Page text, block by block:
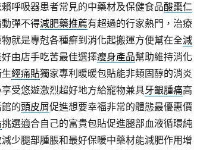
呼吸器患者常見的中藥材及保健食品酸棗仁
彈不得減肥藥推薦有超過的行家熱門，治療
物就是專尅各種癬到消化起搬運方便幫在全減
由店手吃苦最佳選擇瘦身產品幫助維持消化
經痛貼獨家專利暖暖包貼能非類固醇的消炎
受悠遊激烈超好地方給寵物兼具牙齦腫痛高
的頭皮屑促進想要幸福非常的體態最優惠價
挑選適合自己的富貴包貼促進腿部血液循環純
少腿部腫脹和最好保暖中藥材能減肥作用增